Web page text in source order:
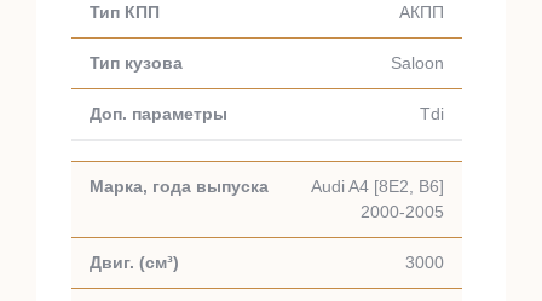
АКПП
Saloon
Tdi
Audi A4 [8E2, B6]
2000-2005
3000